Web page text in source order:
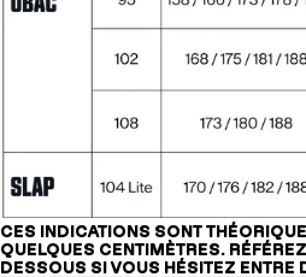
CES INDICATIONS SONT
QUELQUES CENTIMÈTRES.
DESSOUS SI VOUS HÉSITEZ ENTRE